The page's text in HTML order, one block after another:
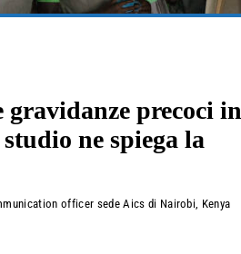
gravidanze precoci in
ne spiega la
officer sede Aics di Nairobi, Kenya